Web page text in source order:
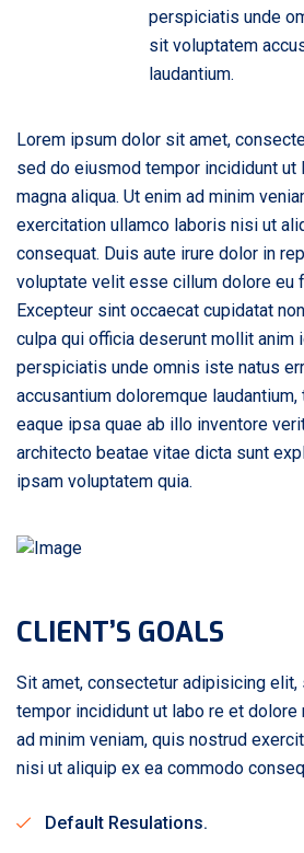
perspiciatis unde
sit voluptatem
laudantium.
Lorem ipsum dolor sit amet,
sed do eiusmod tempor incididunt ut
magna aliqua. Ut enim ad minim
exercitation ullamco laboris nisi ut
consequat. Duis aute irure dolor in
voluptate velit esse cillum dolore eu
Excepteur sint occaecat cupidatat
culpa qui officia deserunt mollit anim
perspiciatis unde omnis iste natus
accusantium doloremque
eaque ipsa quae ab illo inventore
architecto beatae vitae dicta sunt
ipsam voluptatem quia.
CLIENT’S GOALS
Sit amet, consectetur adipisicing
tempor incididunt ut labo re et dolore
ad minim veniam, quis nostrud
nisi ut aliquip ex ea commodo
Default Resulations.